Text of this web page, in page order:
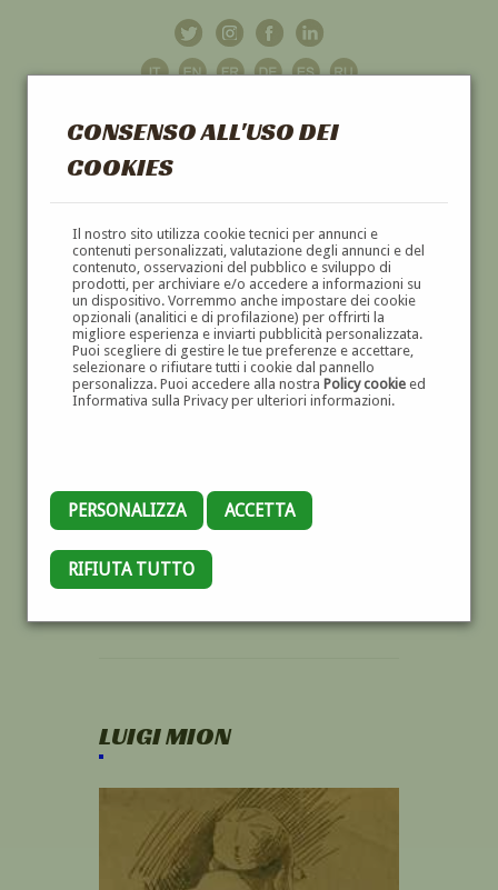
CONSENSO ALL'USO DEI
COOKIES
Il nostro sito utilizza cookie tecnici per annunci e
contenuti personalizzati, valutazione degli annunci e del
contenuto, osservazioni del pubblico e sviluppo di
prodotti, per archiviare e/o accedere a informazioni su
un dispositivo. Vorremmo anche impostare dei cookie
opzionali (analitici e di profilazione) per offrirti la
migliore esperienza e inviarti pubblicità personalizzata.
Puoi scegliere di gestire le tue preferenze e accettare,
selezionare o rifiutare tutti i cookie dal pannello
personalizza. Puoi accedere alla nostra Policy cookieed
Informativa sulla Privacy per ulteriori informazioni.
PERSONALIZZA ACCETTA
RIFIUTA TUTTO
GALLERIAD'ARTE
DIPINTI E SCULTURE '800 E '900
LUIGI MION